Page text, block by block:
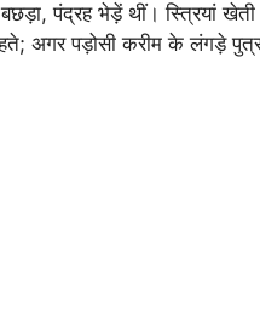
पंद्रह भेड़ें थीं। स्त्रियां
अगर पड़ोसी करीम के लंगड़े